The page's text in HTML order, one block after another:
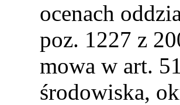
ocenach
poz. 1227 z
mowa w art.
środowiska,